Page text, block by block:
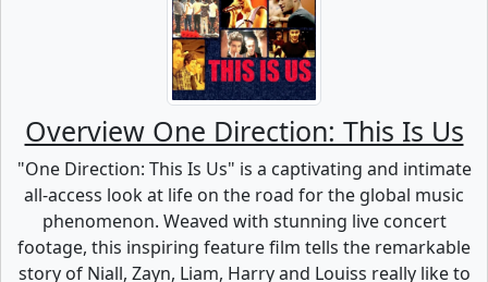
Overview One Direction: This Is Us
"One Direction: This Is Us" is a captivating and intimate
all-access look at life on the road for the global music
phenomenon. Weaved with stunning live concert
footage, this inspiring feature film tells the remarkable
story of Niall, Zayn, Liam, Harry and Louiss really like to